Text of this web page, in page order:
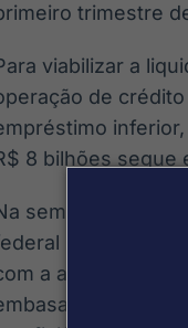
trimestre
viabilizar a
de
8 bilhões segue
semana
sobre a
a ausência de
o